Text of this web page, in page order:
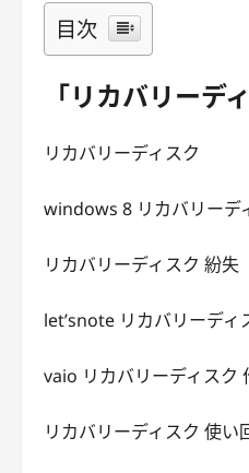
目次
「リカバリーデ
リカバリーディスク
windows 8 リカバリーデ
リカバリーディスク 紛失
let’snote リカバリーディ
vaio リカバリーディスク
リカバリーディスク 使い